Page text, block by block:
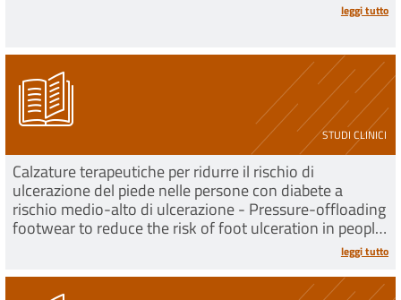
leggi tutto
STUDI CLINICI
Calzature terapeutiche per ridurre il rischio di
ulcerazione del piede nelle persone con diabete a
rischio medio-alto di ulcerazione - Pressure-offloading
footwear to reduce the risk of foot ulceration in people
leggi tutto